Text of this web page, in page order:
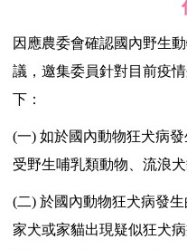
因應農委會確認國內野生
議，邀集委員針對目前疫
下：
(一) 如於國內動物狂犬病
受野生哺乳類動物、流浪
(二) 於國內動物狂犬病發
家犬或家貓出現疑似狂犬